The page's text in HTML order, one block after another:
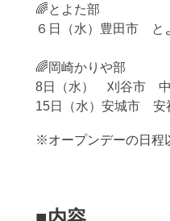
🌈とよた部
６日（水）豊田市 と
🌈岡崎かりや部
8日（水） 刈谷市 中
15日（水）安城市 安
※オープンデーの日程